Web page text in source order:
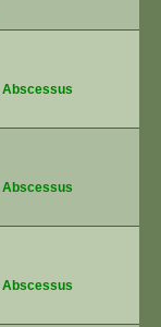
Abscessus
Abscessus
Abscessus